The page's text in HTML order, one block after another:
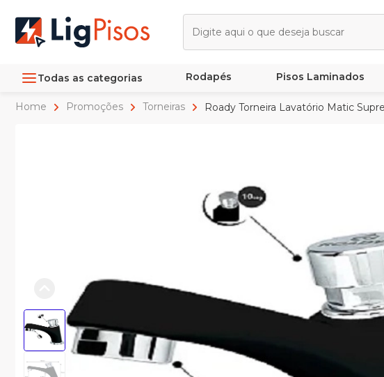
Todas as categorias Rodapés Pisos Laminados
Home Promoções Torneiras Roady Torneira Lavatório Matic